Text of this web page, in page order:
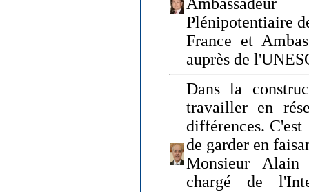
Plénipotentiaire
France et
auprès de
Dans la
travailler en
différences.
de garder en
Monsieur Alain
chargé de